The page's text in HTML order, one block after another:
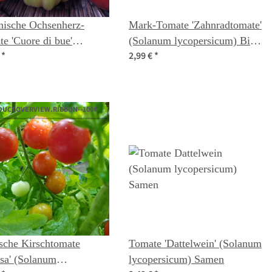
Ochsenherz-
'Cuore di bue'
lycopersicum) Bio
*
Mark-Tomate 'Zahnradtomate'
(Solanum lycopersicum) Bio-
Saatgut
2,99 €*
100#
Kirschtomate
(Solanum
Tomate 'Dattelwein' (Solanum
lycopersicum) Samen